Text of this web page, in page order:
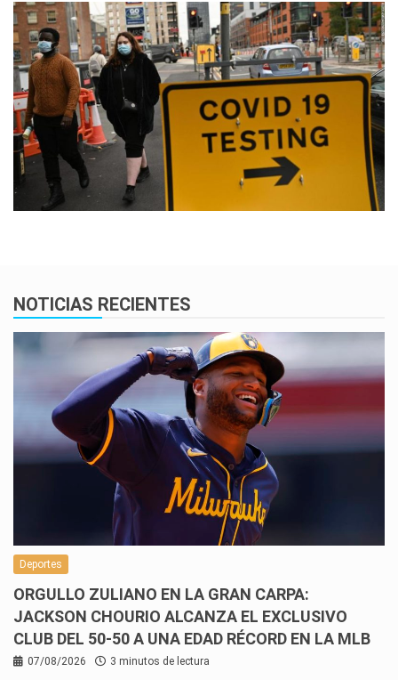
NOTICIAS RECIENTES
Deportes
ORGULLO ZULIANO EN LA GRAN CARPA:
JACKSON CHOURIO ALCANZA EL EXCLUSIVO
CLUB DEL 50-50 A UNA EDAD RÉCORD EN LA MLB
07/08/2026 3 minutos de lectura